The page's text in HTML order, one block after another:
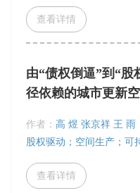
查看详情
由“债权倒逼”到“股
径依赖的城市更新
作者： 高 煜 张京祥 王 雨
股权驱动；空间生产；可
查看详情